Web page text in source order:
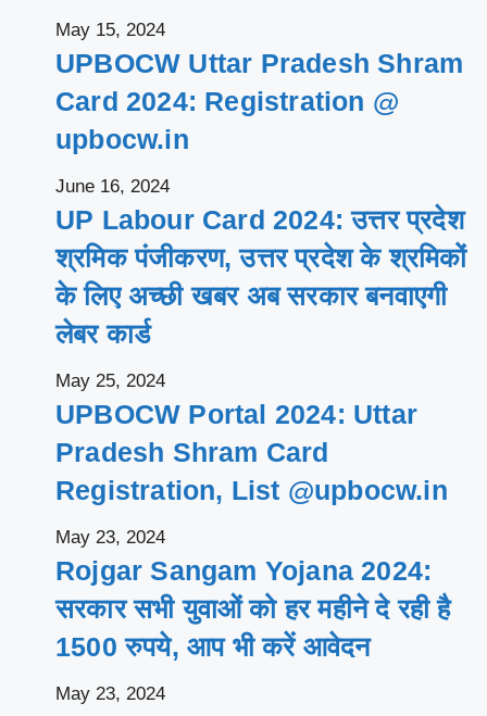
May 15, 2024
UPBOCW Uttar Pradesh Shram
Card 2024: Registration @
upbocw.in
June 16, 2024
UP Labour Card 2024: उत्तर प्रदेश
श्रमिक पंजीकरण, उत्तर प्रदेश के श्रमिकों
के लिए अच्छी खबर अब सरकार बनवाएगी
लेबर कार्ड
May 25, 2024
UPBOCW Portal 2024: Uttar
Pradesh Shram Card
Registration, List @upbocw.in
May 23, 2024
Rojgar Sangam Yojana 2024:
सरकार सभी युवाओं को हर महीने दे रही है
1500 रुपये, आप भी करें आवेदन
May 23, 2024